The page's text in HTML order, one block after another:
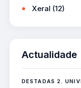
Xeral (12)
Actualidade
DESTADAS 2,